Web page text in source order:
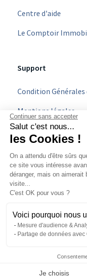
Continuer sans accepter
Salut c'est nous...
les Cookies !
On a attendu d'être sûrs
ce site vous intéresse
déranger, mais on aimerait
visite...
C'est OK pour vous ?
Voici pourquoi nous
Mesure d'audience &
Partage de données avec
Je choisis
Centre d'aide
Le Comptoir
Support
Condition
Mentions légales
Politique Vie Privée
Devenir partenaire
Copyright2026-